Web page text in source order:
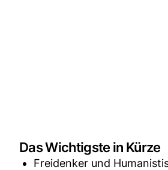
Das Wichtigste in Kürze
Freidenker und